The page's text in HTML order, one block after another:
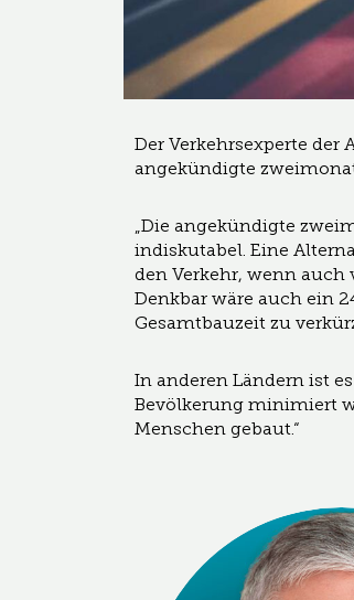
Der Verkehrsexperte
angekündigte
„Die angekündigte
indiskutabel. Eine
den Verkehr, wenn
Denkbar wäre auch ein
Gesamtbauzeit zu
In anderen Ländern ist
Bevölkerung minimiert
Menschen gebaut.“